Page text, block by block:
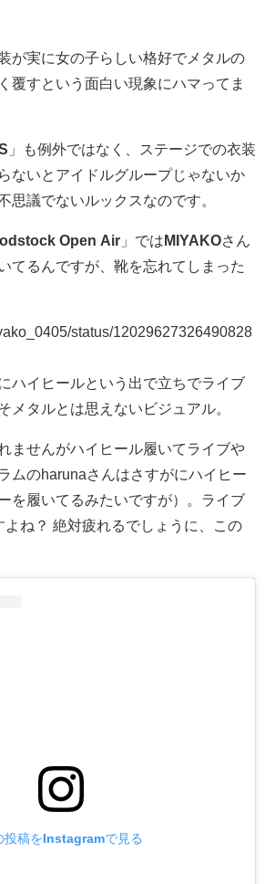
が実に女の子らしい格好でメタルの
覆すという面白い現象にハマってま
」も例外ではなく、ステージでの衣装
ないとアイドルグループじゃないか
思議でないルックスなのです。
Open Air 」では MIYAKOさん
てるんですが、靴を忘れてしまった
status/12029627326490828
ハイヒールという出で立ちでライブ
メタルとは思えないビジュアル。
ませんがハイヒール履いてライブや
ムのharunaさんはさすがにハイヒー
を履いてるみたいですが）。ライブ
よね？ 絶対疲れるでしょうに、この
投稿をInstagramで見る